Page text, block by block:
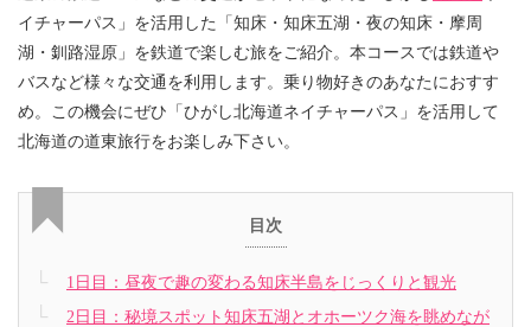
イチャーパス」を活用した「知床・知床五湖・夜の知床・摩周
湖・釧路湿原」を鉄道で楽しむ旅をご紹介。本コースでは鉄道や
バスなど様々な交通を利用します。乗り物好きのあなたにおすす
め。この機会にぜひ「ひがし北海道ネイチャーパス」を活用して
北海道の道東旅行をお楽しみ下さい。
目次
1日目：昼夜で趣の変わる知床半島をじっくりと観光
2日目：秘境スポット知床五湖とオホーツク海を眺めなが